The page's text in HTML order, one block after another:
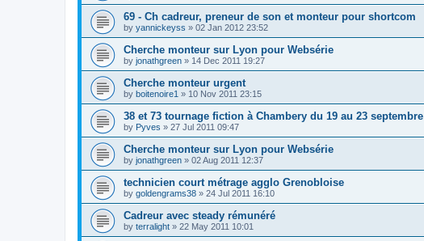
69 - Ch cadreur, preneur de son et monteur pour shortcom
by yannickeyss » 02 Jan 2012 23:52
Cherche monteur sur Lyon pour Websérie
by jonathgreen » 14 Dec 2011 19:27
Cherche monteur urgent
by boitenoire1 » 10 Nov 2011 23:15
38 et 73 tournage fiction à Chambery du 19 au 23 septembre
by Pyves » 27 Jul 2011 09:47
Cherche monteur sur Lyon pour Websérie
by jonathgreen » 02 Aug 2011 12:37
technicien court métrage agglo Grenobloise
by goldengrams38 » 24 Jul 2011 16:10
Cadreur avec steady rémunéré
by terralight » 22 May 2011 10:01